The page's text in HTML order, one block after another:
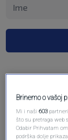
Brinemo o vašoj
Mi i naši603
što su pretraga web
Odabir Prihvatam
podrška dolje